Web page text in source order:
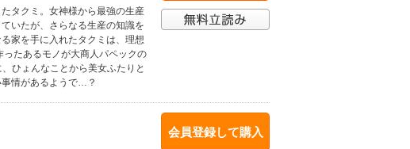
タクミ。女神様から最強の生産
いたが、さらなる生産の知識を
家を手に入れたタクミは、理想
たあるモノが大商人パペックの
ひょんなことから美女ふたりと
情があるようで…？
会員登録して購入